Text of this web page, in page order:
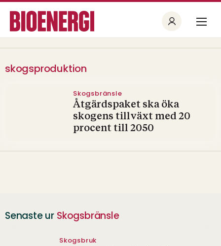
skogsproduktion
Skogsbränsle
Åtgärdspaket ska öka
skogens tillväxt med 20
procent till 2050
Senaste ur Skogsbränsle
Skogsbruk